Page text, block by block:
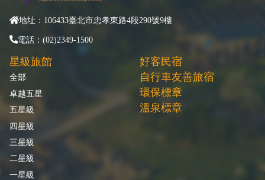
地址：106433臺北市忠孝東路4段290號9樓
電話：(02)2349-1500
星級旅館
全部
卓越五星
五星級
四星級
三星級
二星級
一星級
好客民宿
自行車友善旅宿
環保標章
溫泉標章